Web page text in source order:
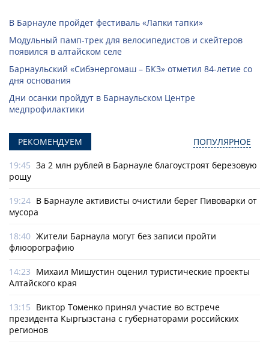
В Барнауле пройдет фестиваль «Лапки тапки»
Модульный памп-трек для велосипедистов и скейтеров
появился в алтайском селе
Барнаульский «Сибэнергомаш – БКЗ» отметил 84-летие со
дня основания
Дни осанки пройдут в Барнаульском Центре
медпрофилактики
РЕКОМЕНДУЕМ ПОПУЛЯРНОЕ
19:45 За 2 млн рублей в Барнауле благоустроят березовую
рощу
19:24 В Барнауле активисты очистили берег Пивоварки от
мусора
18:40 Жители Барнаула могут без записи пройти
флюорографию
14:23 Михаил Мишустин оценил туристические проекты
Алтайского края
13:15 Виктор Томенко принял участие во встрече
президента Кыргызстана с губернаторами российских
регионов